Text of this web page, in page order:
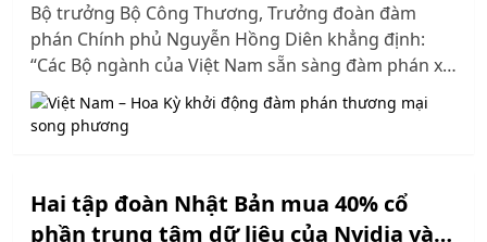
Bộ trưởng Bộ Công Thương, Trưởng đoàn đàm
phán Chính phủ Nguyễn Hồng Diên khẳng định:
“Các Bộ ngành của Việt Nam sẵn sàng đàm phán xử
lý những vấn đề Hoa Kỳ quan tâm, cùng với Hoa Kỳ
tìm ra các giải pháp hợp lý để hai bên cùng có lợi,
trên tinh thần lợi ích hài hòa, rủi ro chia sẻ”...
Hai tập đoàn Nhật Bản mua 40% cổ
phần trung tâm dữ liệu của Nvidia và